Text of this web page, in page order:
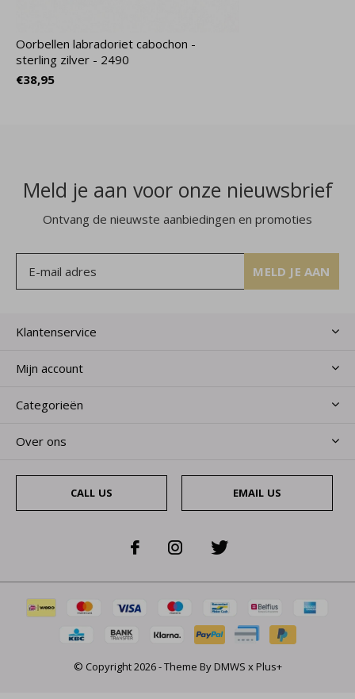
Oorbellen labradoriet cabochon -
sterling zilver - 2490
€38,95
Meld je aan voor onze nieuwsbrief
Ontvang de nieuwste aanbiedingen en promoties
MELD JE AAN
Klantenservice
Mijn account
Categorieën
Over ons
CALL US EMAIL US
© Copyright2026- Theme ByDMWS xPlus+